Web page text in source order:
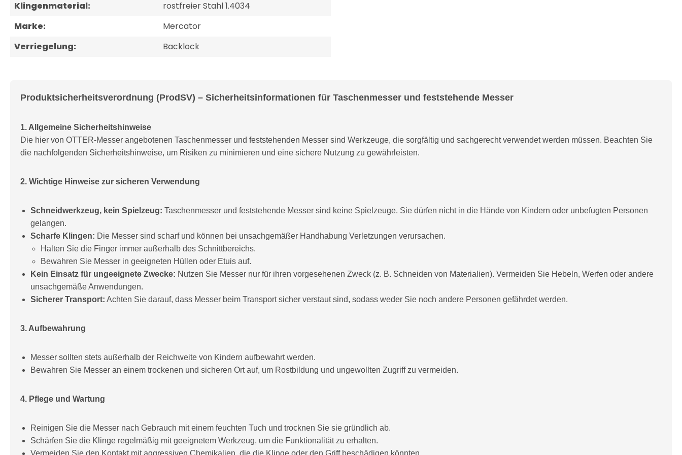
Klingenmaterial:
rostfreier Stahl 1.4034
Marke:
Mercator
Verriegelung:
Backlock
Produktsicherheitsverordnung (ProdSV) – Sicherheitsinformationen für Taschenmesser und feststehende Messer
1. Allgemeine Sicherheitshinweise
Die hier von OTTER-Messer angebotenen Taschenmesser und feststehenden Messer sind Werkzeuge, die sorgfältig und sachgerecht verwendet werden müssen. Beachten Sie
die nachfolgenden Sicherheitshinweise, um Risiken zu minimieren und eine sichere Nutzung zu gewährleisten.
2. Wichtige Hinweise zur sicheren Verwendung
Schneidwerkzeug, kein Spielzeug: Taschenmesser und feststehende Messer sind keine Spielzeuge. Sie dürfen nicht in die Hände von Kindern oder unbefugten Personen
gelangen.
Scharfe Klingen: Die Messer sind scharf und können bei unsachgemäßer Handhabung Verletzungen verursachen.
Halten Sie die Finger immer außerhalb des Schnittbereichs.
Bewahren Sie Messer in geeigneten Hüllen oder Etuis auf.
Kein Einsatz für ungeeignete Zwecke: Nutzen Sie Messer nur für ihren vorgesehenen Zweck (z. B. Schneiden von Materialien). Vermeiden Sie Hebeln, Werfen oder andere
unsachgemäße Anwendungen.
Sicherer Transport: Achten Sie darauf, dass Messer beim Transport sicher verstaut sind, sodass weder Sie noch andere Personen gefährdet werden.
3. Aufbewahrung
Messer sollten stets außerhalb der Reichweite von Kindern aufbewahrt werden.
Bewahren Sie Messer an einem trockenen und sicheren Ort auf, um Rostbildung und ungewollten Zugriff zu vermeiden.
4. Pflege und Wartung
Reinigen Sie die Messer nach Gebrauch mit einem feuchten Tuch und trocknen Sie sie gründlich ab.
Schärfen Sie die Klinge regelmäßig mit geeignetem Werkzeug, um die Funktionalität zu erhalten.
Vermeiden Sie den Kontakt mit aggressiven Chemikalien, die die Klinge oder den Griff beschädigen könnten.